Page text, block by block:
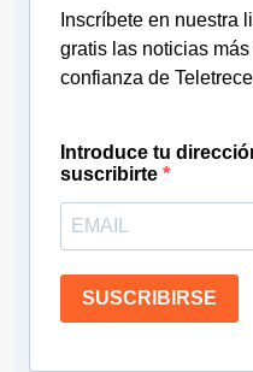
Inscríbete en nuestra
gratis las noticias
confianza de
Introduce tu
suscribirte
SUSCRIBIRSE